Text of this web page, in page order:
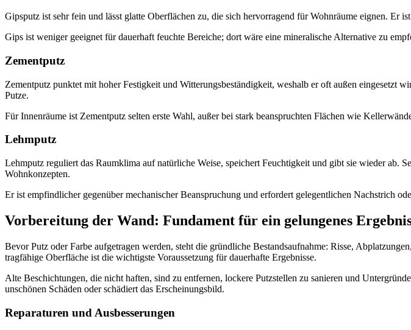
Gipsputz ist sehr fein und lässt glatte Oberflächen zu, die sich hervorragend für Wohnräume eignen. Er
Gips ist weniger geeignet für dauerhaft feuchte Bereiche; dort wäre eine mineralische Alternative zu
Zementputz
Zementputz punktet mit hoher Festigkeit und Witterungsbeständigkeit, weshalb er oft außen eingesetzt
Putze.
Für Innenräume ist Zementputz selten erste Wahl, außer bei stark beanspruchten Flächen wie
Lehmputz
Lehmputz reguliert das Raumklima auf natürliche Weise, speichert Feuchtigkeit und gibt sie wieder ab.
Wohnkonzepten.
Er ist empfindlicher gegenüber mechanischer Beanspruchung und erfordert gelegentlichen Nachstrich
Vorbereitung der Wand: Fundament für ein gelungenes
Bevor Putz oder Farbe aufgetragen werden, steht die gründliche Bestandsaufnahme: Risse,
tragfähige Oberfläche ist die wichtigste Voraussetzung für dauerhafte Ergebnisse.
Alte Beschichtungen, die nicht haften, sind zu entfernen, lockere Putzstellen zu sanieren und
unschönen Schäden oder schädiert das Erscheinungsbild.
Reparaturen und Ausbesserungen